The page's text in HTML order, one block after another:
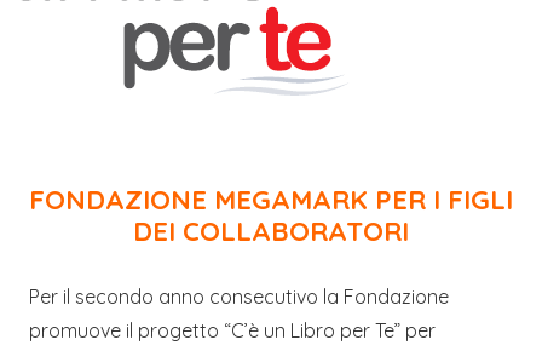
FONDAZIONE MEGAMARK PER I FIGLI
DEI COLLABORATORI
Per il secondo anno consecutivo la Fondazione
promuove il progetto “C’è un Libro per Te” per